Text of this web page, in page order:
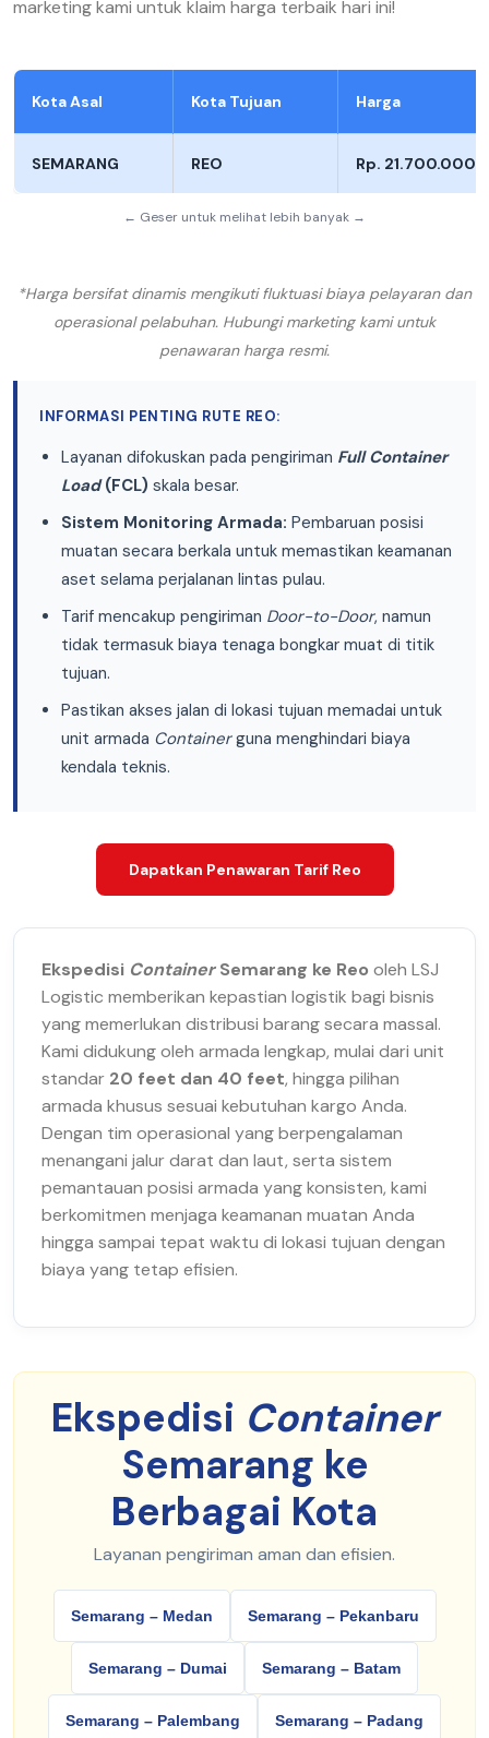
marketing kami untuk klaim harga terbaik hari ini!
Kota Asal Kota Tujuan Harga
SEMARANG REO Rp. 21.700.000
← Geser untuk melihat lebih banyak →
*Harga bersifat dinamis mengikuti fluktuasi biaya pelayaran dan
operasional pelabuhan. Hubungi marketing kami untuk
penawaran harga resmi.
INFORMASI PENTING RUTE REO:
Layanan difokuskan pada pengiriman Full Container
Load(FCL) skala besar.
Sistem Monitoring Armada: Pembaruan posisi
muatan secara berkala untuk memastikan keamanan
aset selama perjalanan lintas pulau.
Tarif mencakup pengiriman Door-to-Door, namun
tidak termasuk biaya tenaga bongkar muat di titik
tujuan.
Pastikan akses jalan di lokasi tujuan memadai untuk
unit armada Containerguna menghindari biaya
kendala teknis.
Dapatkan Penawaran Tarif Reo
Ekspedisi ContainerSemarang ke Reo oleh LSJ
Logistic memberikan kepastian logistik bagi bisnis
yang memerlukan distribusi barang secara massal.
Kami didukung oleh armada lengkap, mulai dari unit
standar 20 feet dan 40 feet, hingga pilihan
armada khusus sesuai kebutuhan kargo Anda.
Dengan tim operasional yang berpengalaman
menangani jalur darat dan laut, serta sistem
pemantauan posisi armada yang konsisten, kami
berkomitmen menjaga keamanan muatan Anda
hingga sampai tepat waktu di lokasi tujuan dengan
biaya yang tetap efisien.
Ekspedisi Container
Semarang ke
Berbagai Kota
Layanan pengiriman aman dan efisien.
Semarang – Medan Semarang – Pekanbaru
Semarang – Dumai Semarang – Batam
Semarang – Palembang Semarang – Padang